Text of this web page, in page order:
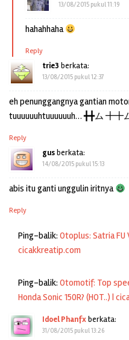
13/08/2015 pukul 11:19
hahahhaha
Reply
trie3 berkata:
13/08/2015 pukul 12:37
eh penunggangnya gantian
tuuuuuuhtuuuuuuh… ╋╋ム
Reply
gusberkata:
14/08/2015 pukul 15:13
abis itu ganti unggulin iritnya
Reply
Ping-balik: Otoplus: Satria FU
cicakkreatip.com
Ping-balik: Otomotif: Top
Honda Sonic 150R? (HOT..) |
Idoel Phanfxberkata:
31/08/2015 pukul 13:26